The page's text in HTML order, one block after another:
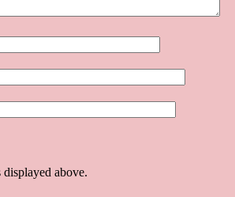
displayed above.